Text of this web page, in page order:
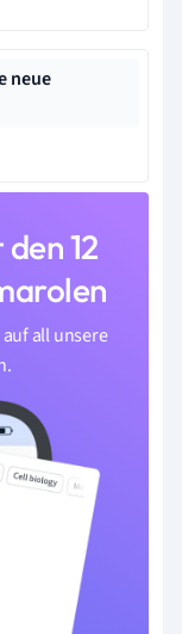
neue
12
all unsere